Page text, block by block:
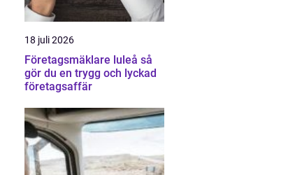
18 juli 2026
Företagsmäklare luleå så
gör du en trygg och lyckad
företagsaffär